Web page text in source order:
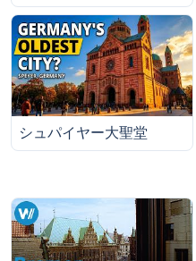
シュパイヤー大聖堂